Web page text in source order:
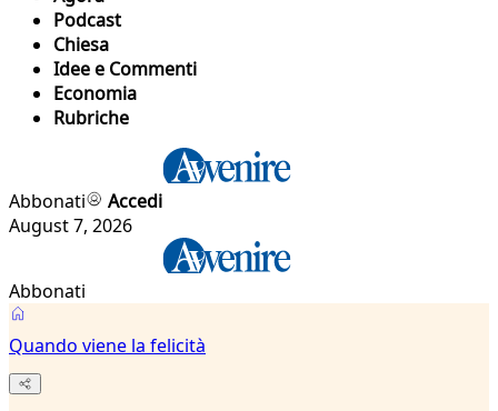
Podcast
Chiesa
Idee e Commenti
Economia
Rubriche
Abbonati
Accedi
August 7, 2026
Abbonati
Quando viene la felicità